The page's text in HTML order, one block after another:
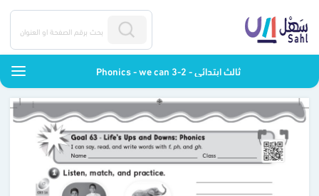
Phonics - we can 3-2 - ثالث ابتدائي